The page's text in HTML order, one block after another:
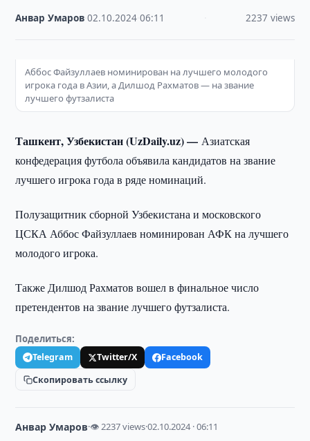
Анвар Умаров ·02.10.2024 ·06:11 2237 views
Аббос Файзуллаев номинирован на лучшего молодого
игрока года в Азии, а Дилшод Рахматов — на звание
лучшего футзалиста
Ташкент, Узбекистан (UzDaily.uz) —Азиатская
конфедерация футбола объявила кандидатов на звание
лучшего игрока года в ряде номинаций.
Полузащитник сборной Узбекистана и московского
ЦСКА Аббос Файзуллаев номинирован АФК на лучшего
молодого игрока.
Также Дилшод Рахматов вошел в финальное число
претендентов на звание лучшего футзалиста.
Поделиться:
Telegram Twitter/X
Facebook
Скопировать ссылку
Анвар Умаров·👁 2237 views·02.10.2024 · 06:11